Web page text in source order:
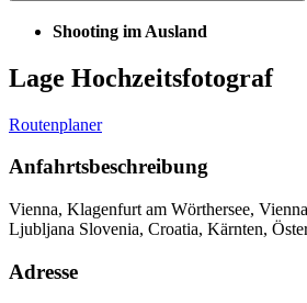
Shooting im Ausland
Lage Hochzeitsfotograf
Routenplaner
Anfahrtsbeschreibung
Vienna, Klagenfurt am Wörthersee,
Ljubljana Slovenia, Croatia, Kärnten,
Adresse